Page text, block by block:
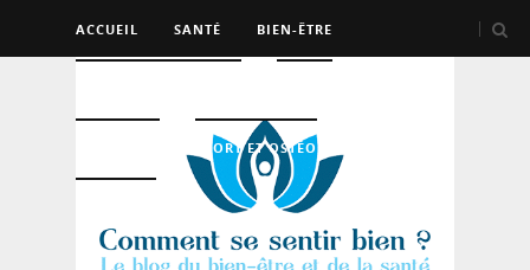
ACCUEIL SANTÉ BIEN-ÊTRE
SPORT ET OSTÉO